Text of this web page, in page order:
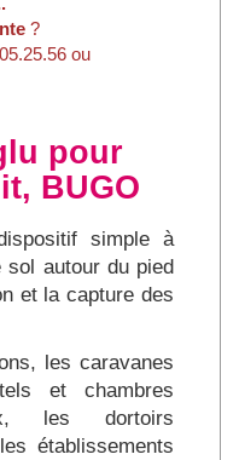
?
ou
pour
BUGO
simple à
autour du pied
et la capture des
les caravanes
et chambres
les dortoirs
établissements